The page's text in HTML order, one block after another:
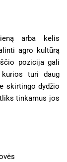
arba kelis
agro kultūrą
pozicija gali
kurios turi daug
skirtingo dydžio
tinkamus jos